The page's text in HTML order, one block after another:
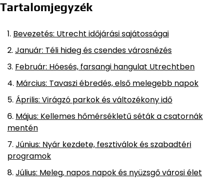
Tartalomjegyzék
Bevezetés: Utrecht időjárási sajátosságai
Január: Téli hideg és csendes városnézés
Február: Hóesés, farsangi hangulat Utrechtben
Március: Tavaszi ébredés, első melegebb napok
Április: Virágzó parkok és változékony idő
Május: Kellemes hőmérsékletű séták a csatornák
mentén
Június: Nyár kezdete, fesztiválok és szabadtéri
programok
Július: Meleg, napos napok és nyüzsgő városi élet